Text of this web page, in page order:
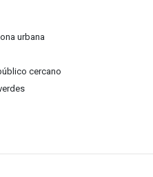
urbana
cercano